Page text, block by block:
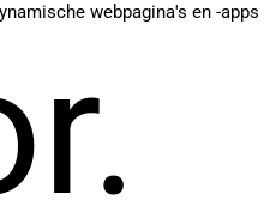
webpagina's en -apps